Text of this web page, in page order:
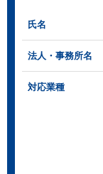
氏名
法人・事務所名
対応業種